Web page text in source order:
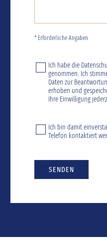
* Erforderliche Angaben
Ich habe die
genommen. Ich
Daten zur
erhoben und
Ihre Einwilligung
Ich bin damit
Telefon kontaktiert
SENDEN